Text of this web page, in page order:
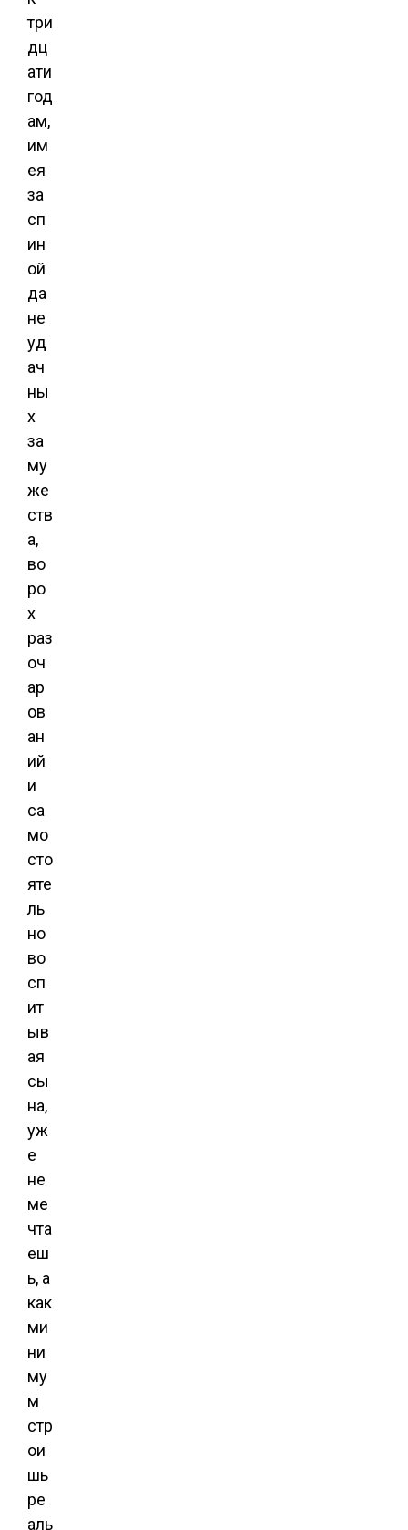
три
дц
ати
год
ам,
им
ея
за
сп
ин
ой
да
не
уд
ач
ны
х
за
му
же
ств
а,
во
ро
х
раз
оч
ар
ов
ан
ий
и
са
мо
сто
яте
ль
но
во
сп
ит
ыв
ая
сы
на,
уж
е
не
ме
чта
еш
ь, а
как
ми
ни
му
м
стр
ои
шь
ре
аль